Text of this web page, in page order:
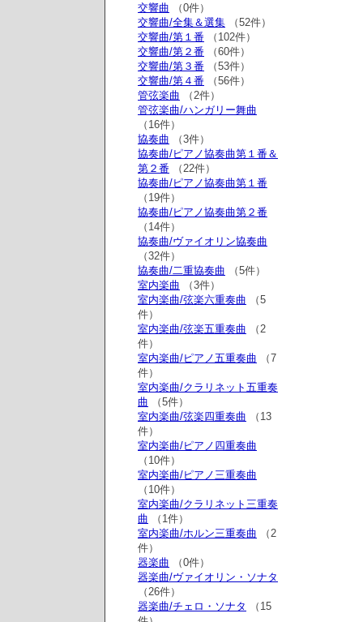
交響曲 （0件）
交響曲/全集＆選集 （52件）
交響曲/第１番 （102件）
交響曲/第２番 （60件）
交響曲/第３番 （53件）
交響曲/第４番 （56件）
管弦楽曲 （2件）
管弦楽曲/ハンガリー舞曲
（16件）
協奏曲 （3件）
協奏曲/ピアノ協奏曲第１番＆
第２番 （22件）
協奏曲/ピアノ協奏曲第１番
（19件）
協奏曲/ピアノ協奏曲第２番
（14件）
協奏曲/ヴァイオリン協奏曲
（32件）
協奏曲/二重協奏曲 （5件）
室内楽曲 （3件）
室内楽曲/弦楽六重奏曲 （5
件）
室内楽曲/弦楽五重奏曲 （2
件）
室内楽曲/ピアノ五重奏曲 （7
件）
室内楽曲/クラリネット五重奏
曲 （5件）
室内楽曲/弦楽四重奏曲 （13
件）
室内楽曲/ピアノ四重奏曲
（10件）
室内楽曲/ピアノ三重奏曲
（10件）
室内楽曲/クラリネット三重奏
曲 （1件）
室内楽曲/ホルン三重奏曲 （2
件）
器楽曲 （0件）
器楽曲/ヴァイオリン・ソナタ
（26件）
器楽曲/チェロ・ソナタ
（15